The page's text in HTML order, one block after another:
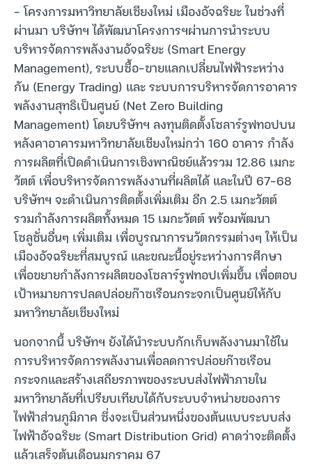
– โครงการมหาวิทยาลัยเชียงใหม่ เมืองอัจฉริยะ ในช่วงที่
ผ่านมา บริษัทฯ ได้พัฒนาโครงการฯผ่านการนำระบบ
บริหารจัดการพลังงานอัจฉริยะ (Smart Energy
Management), ระบบซื้อ-ขายแลกเปลี่ยนไฟฟ้าระหว่าง
กัน (Energy Trading) และ ระบบการบริหารจัดการอาคาร
พลังงานสุทธิเป็นศูนย์ (Net Zero Building
Management) โดยบริษัทฯ ลงทุนติดตั้งโซลาร์รูฟทอปบน
หลังคาอาคารมหาวิทยาลัยเชียงใหม่กว่า 160 อาคาร กำลัง
การผลิตที่เปิดดำเนินการเชิงพาณิชย์แล้วรวม 12.86 เมกะ
วัตต์ เพื่อบริหารจัดการพลังงานที่ผลิตได้ และในปี 67-68
บริษัทฯ จะดำเนินการติดตั้งเพิ่มเติม อีก 2.5 เมกะวัตต์
รวมกำลังการผลิตทั้งหมด 15 เมกะวัตต์ พร้อมพัฒนา
โซลูชั่นอื่นๆ เพิ่มเติม เพื่อบูรณาการนวัตกรรมต่างๆ ให้เป็น
เมืองอัจฉริยะที่สมบูรณ์ และขณะนี้อยู่ระหว่างการศึกษา
เพื่อขยายกำลังการผลิตของโซลาร์รูฟทอปเพิ่มขึ้น เพื่อตอบ
เป้าหมายการปลดปล่อยก๊าซเรือนกระจกเป็นศูนย์ให้กับ
มหาวิทยาลัยเชียงใหม่
นอกจากนี้ บริษัทฯ ยังได้นำระบบกักเก็บพลังงานมาใช้ใน
การบริหารจัดการพลังงานเพื่อลดการปล่อยก๊าซเรือน
กระจกและสร้างเสถียรภาพของระบบส่งไฟฟ้าภายใน
มหาวิทยาลัยที่เปรียบเทียบได้กับระบบจำหน่ายของการ
ไฟฟ้าส่วนภูมิภาค ซึ่งจะเป็นส่วนหนึ่งของต้นแบบระบบส่ง
ไฟฟ้าอัจฉริยะ (Smart Distribution Grid) คาดว่าจะติดตั้ง
แล้วเสร็จต้นเดือนมกราคม 67